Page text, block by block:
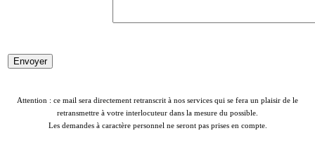
Attention : ce mail sera directement retranscrit à nos services qui se fera un plaisir de le
retransmettre à votre interlocuteur dans la mesure du possible.
Les demandes à caractère personnel ne seront pas prises en compte.